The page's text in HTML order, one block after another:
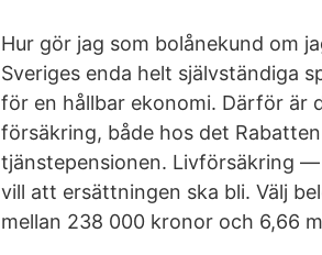
Hur gör jag som bolånekund om
Sveriges enda helt självständiga
för en hållbar ekonomi. Därför är
försäkring, både hos det
tjänstepensionen. Livförsäkring
vill att ersättningen ska bli. Välj
mellan 238 000 kronor och 6,66